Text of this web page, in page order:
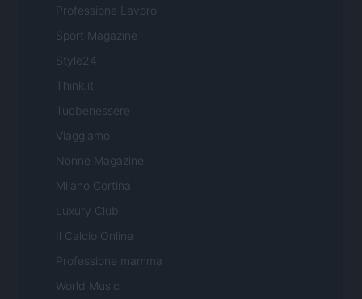
Professione Lavoro
Sport Magazine
Style24
Think.it
Tuobenessere
Viaggiamo
Nonne Magazine
Milano Cortina
Luxury Club
Il Calcio Online
Professione mamma
World Music